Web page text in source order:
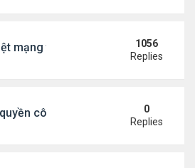
mạng trong cuộc tấn công phối
1056
Replies
công dân theo nơi sinh, mở
0
Replies